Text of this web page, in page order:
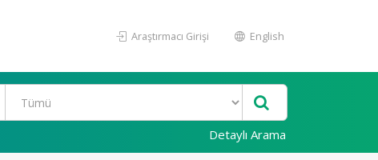
Araştırmacı Girişi English
Detaylı Arama